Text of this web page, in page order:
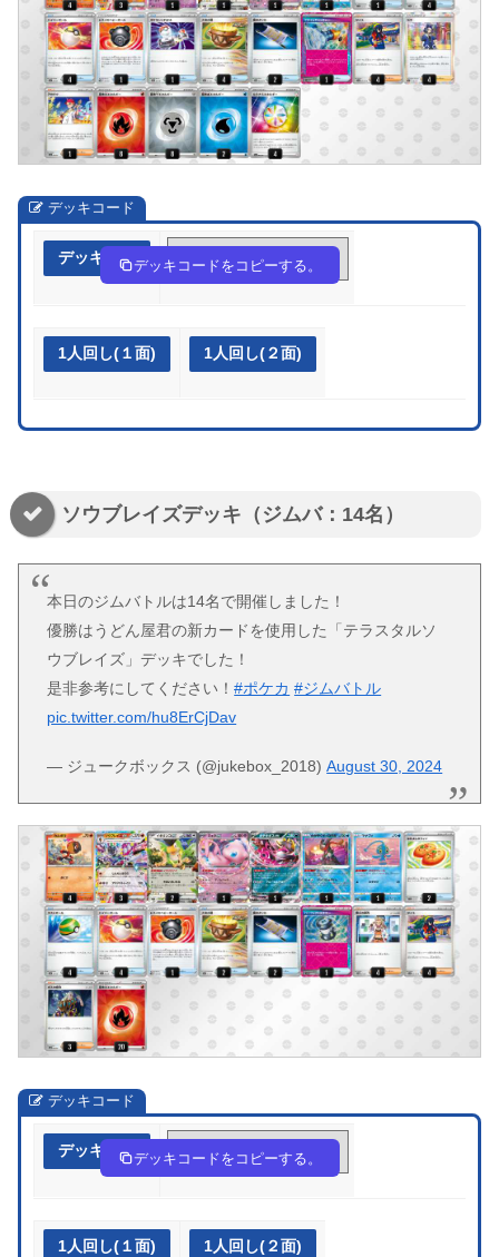
デッキコード
デッキ作成 yppMSX-Ynki7W-Mpp2yU
デッキコードをコピーする。
1人回し(１面) 1人回し(２面)
ソウブレイズデッキ（ジムバ：14名）
本日のジムバトルは14名で開催しました！
優勝はうどん屋君の新カードを使用した「テラスタルソ
ウブレイズ」デッキでした！
是非参考にしてください！#ポケカ #ジムバトル
pic.twitter.com/hu8ErCjDav
— ジュークボックス (@jukebox_2018)August 30, 2024
デッキコード
デッキ作成 HngNNi-ZlkClE-gLnggL
デッキコードをコピーする。
1人回し(１面) 1人回し(２面)